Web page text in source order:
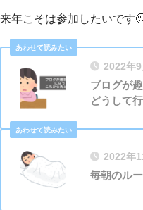
来年こそは参加したいです
2022年9
ブログが
どうして
2022年
毎朝のル